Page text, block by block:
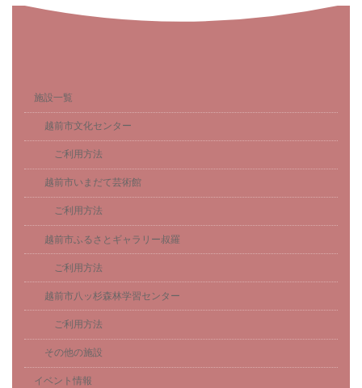
施設一覧
越前市文化センター
ご利用方法
越前市いまだて芸術館
ご利用方法
越前市ふるさとギャラリー叔羅
ご利用方法
越前市八ッ杉森林学習センター
ご利用方法
その他の施設
イベント情報